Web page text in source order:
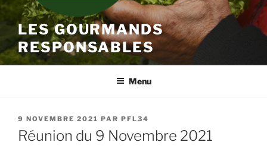
LES GOURMANDS
RESPONSABLES
Menu
PUBLIÉ
LE
9 NOVEMBRE 2021 PAR PFL34
Réunion du 9 Novembre 2021